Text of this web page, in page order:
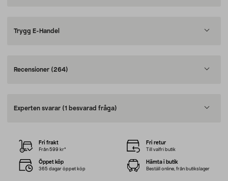
Trygg E-Handel
Recensioner (264)
Experten svarar (1 besvarad fråga)
Fri frakt
Från 599 kr*
Fri retur
Till valfri butik
Öppet köp
365 dagar öppet köp
Hämta i butik
Beställ online, från butikslager